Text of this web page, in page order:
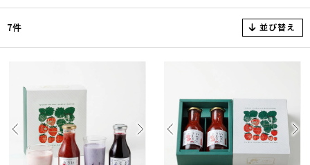
7件 並び替え